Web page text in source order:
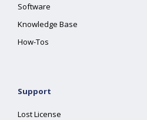
Software
Knowledge Base
How-Tos
Support
Lost License